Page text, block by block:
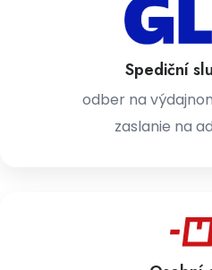
Spediční
odber na
zaslanie na